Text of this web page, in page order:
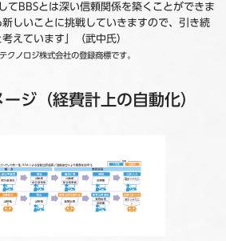
てBBSとは深い信頼関係を築くことができま
しいことに挑戦していきますので、引き続
えています」（武中氏）
ノロジ株式会社の登録商標です。
ジ（経費計上の自動化）